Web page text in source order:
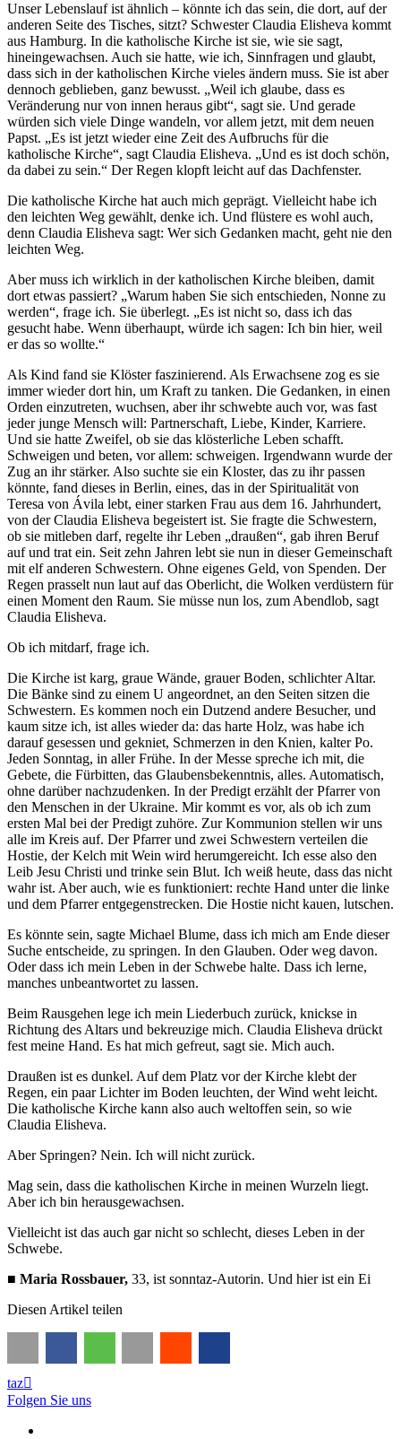
Unser Lebenslauf ist ähnlich – könnte ich das sein, die dort, auf der
anderen Seite des Tisches, sitzt? Schwester Claudia Elisheva kommt
aus Hamburg. In die katholische Kirche ist sie, wie sie sagt,
hineingewachsen. Auch sie hatte, wie ich, Sinnfragen und glaubt,
dass sich in der katholischen Kirche vieles ändern muss. Sie ist aber
dennoch geblieben, ganz bewusst. „Weil ich glaube, dass es
Veränderung nur von innen heraus gibt“, sagt sie. Und gerade
würden sich viele Dinge wandeln, vor allem jetzt, mit dem neuen
Papst. „Es ist jetzt wieder eine Zeit des Aufbruchs für die
katholische Kirche“, sagt Claudia Elisheva. „Und es ist doch schön,
da dabei zu sein.“ Der Regen klopft leicht auf das Dachfenster.
Die katholische Kirche hat auch mich geprägt. Vielleicht habe ich
den leichten Weg gewählt, denke ich. Und flüstere es wohl auch,
denn Claudia Elisheva sagt: Wer sich Gedanken macht, geht nie den
leichten Weg.
Aber muss ich wirklich in der katholischen Kirche bleiben, damit
dort etwas passiert? „Warum haben Sie sich entschieden, Nonne zu
werden“, frage ich. Sie überlegt. „Es ist nicht so, dass ich das
gesucht habe. Wenn überhaupt, würde ich sagen: Ich bin hier, weil
er das so wollte.“
Als Kind fand sie Klöster faszinierend. Als Erwachsene zog es sie
immer wieder dort hin, um Kraft zu tanken. Die Gedanken, in einen
Orden einzutreten, wuchsen, aber ihr schwebte auch vor, was fast
jeder junge Mensch will: Partnerschaft, Liebe, Kinder, Karriere.
Und sie hatte Zweifel, ob sie das klösterliche Leben schafft.
Schweigen und beten, vor allem: schweigen. Irgendwann wurde der
Zug an ihr stärker. Also suchte sie ein Kloster, das zu ihr passen
könnte, fand dieses in Berlin, eines, das in der Spiritualität von
Teresa von Ávila lebt, einer starken Frau aus dem 16. Jahrhundert,
von der Claudia Elisheva begeistert ist. Sie fragte die Schwestern,
ob sie mitleben darf, regelte ihr Leben „draußen“, gab ihren Beruf
auf und trat ein. Seit zehn Jahren lebt sie nun in dieser Gemeinschaft
mit elf anderen Schwestern. Ohne eigenes Geld, von Spenden. Der
Regen prasselt nun laut auf das Oberlicht, die Wolken verdüstern für
einen Moment den Raum. Sie müsse nun los, zum Abendlob, sagt
Claudia Elisheva.
Ob ich mitdarf, frage ich.
Die Kirche ist karg, graue Wände, grauer Boden, schlichter Altar.
Die Bänke sind zu einem U angeordnet, an den Seiten sitzen die
Schwestern. Es kommen noch ein Dutzend andere Besucher, und
kaum sitze ich, ist alles wieder da: das harte Holz, was habe ich
darauf gesessen und gekniet, Schmerzen in den Knien, kalter Po.
Jeden Sonntag, in aller Frühe. In der Messe spreche ich mit, die
Gebete, die Fürbitten, das Glaubensbekenntnis, alles. Automatisch,
ohne darüber nachzudenken. In der Predigt erzählt der Pfarrer von
den Menschen in der Ukraine. Mir kommt es vor, als ob ich zum
ersten Mal bei der Predigt zuhöre. Zur Kommunion stellen wir uns
alle im Kreis auf. Der Pfarrer und zwei Schwestern verteilen die
Hostie, der Kelch mit Wein wird herumgereicht. Ich esse also den
Leib Jesu Christi und trinke sein Blut. Ich weiß heute, dass das nicht
wahr ist. Aber auch, wie es funktioniert: rechte Hand unter die linke
und dem Pfarrer entgegenstrecken. Die Hostie nicht kauen, lutschen.
Es könnte sein, sagte Michael Blume, dass ich mich am Ende dieser
Suche entscheide, zu springen. In den Glauben. Oder weg davon.
Oder dass ich mein Leben in der Schwebe halte. Dass ich lerne,
manches unbeantwortet zu lassen.
Beim Rausgehen lege ich mein Liederbuch zurück, knickse in
Richtung des Altars und bekreuzige mich. Claudia Elisheva drückt
fest meine Hand. Es hat mich gefreut, sagt sie. Mich auch.
Draußen ist es dunkel. Auf dem Platz vor der Kirche klebt der
Regen, ein paar Lichter im Boden leuchten, der Wind weht leicht.
Die katholische Kirche kann also auch weltoffen sein, so wie
Claudia Elisheva.
Aber Springen? Nein. Ich will nicht zurück.
Mag sein, dass die katholischen Kirche in meinen Wurzeln liegt.
Aber ich bin herausgewachsen.
Vielleicht ist das auch gar nicht so schlecht, dieses Leben in der
Schwebe.
■ Maria Rossbauer, 33, ist sonntaz-Autorin. Und hier ist ein Ei
Diesen Artikel teilen
taz
Folgen Sie uns